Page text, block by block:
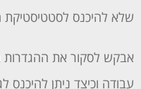
שלא להיכנס לסטטיסטיקת
אבקש לסקור את ההגדרות
עבודה וכיצד ניתן להיכנס